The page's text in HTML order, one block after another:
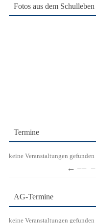
Fotos aus dem Schulleben
Termine
keine Veranstaltungen gefunden
← −− −
AG-Termine
keine Veranstaltungen gefunden